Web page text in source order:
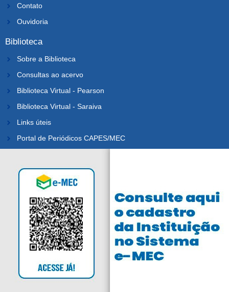
Contato
Ouvidoria
Biblioteca
Sobre a Biblioteca
Consultas ao acervo
Biblioteca Virtual - Pearson
Biblioteca Virtual - Saraiva
Links úteis
Portal de Periódicos CAPES/MEC